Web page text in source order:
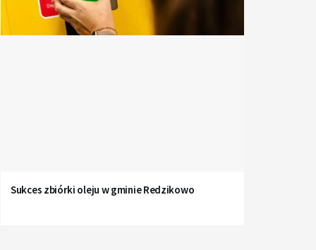
Sukces zbiórki oleju w gminie Redzikowo